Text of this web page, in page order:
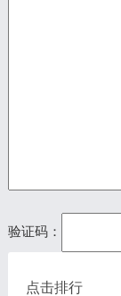
验证码：
点击排行